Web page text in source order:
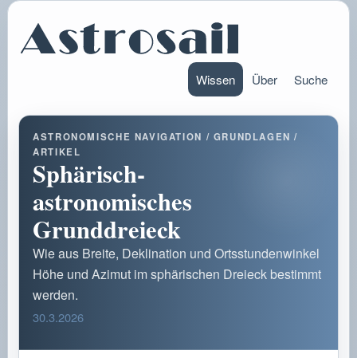
Wissen Über Suche
ASTRONOMISCHE NAVIGATION / GRUNDLAGEN /
ARTIKEL
Sphärisch-
astronomisches
Grunddreieck
Wie aus Breite, Deklination und Ortsstundenwinkel
Höhe und Azimut im sphärischen Dreieck bestimmt
werden.
30.3.2026